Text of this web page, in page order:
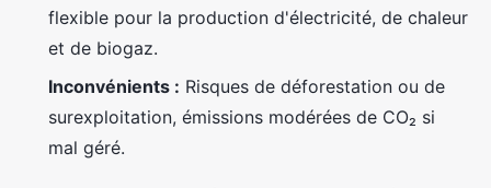
flexible pour la production d'électricité, de chaleur
et de biogaz.
Inconvénients : Risques de déforestation ou de
surexploitation, émissions modérées de CO₂ si
mal géré.